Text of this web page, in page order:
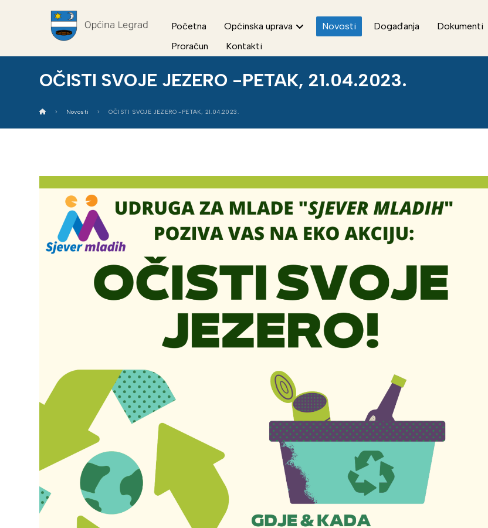
Početna Općinska uprava Novosti Događanja Dokumenti
Proračun
Kontakti
OČISTI SVOJE JEZERO -PETAK, 21.04.2023.
Novosti OČISTI SVOJE JEZERO -PETAK, 21.04.2023.